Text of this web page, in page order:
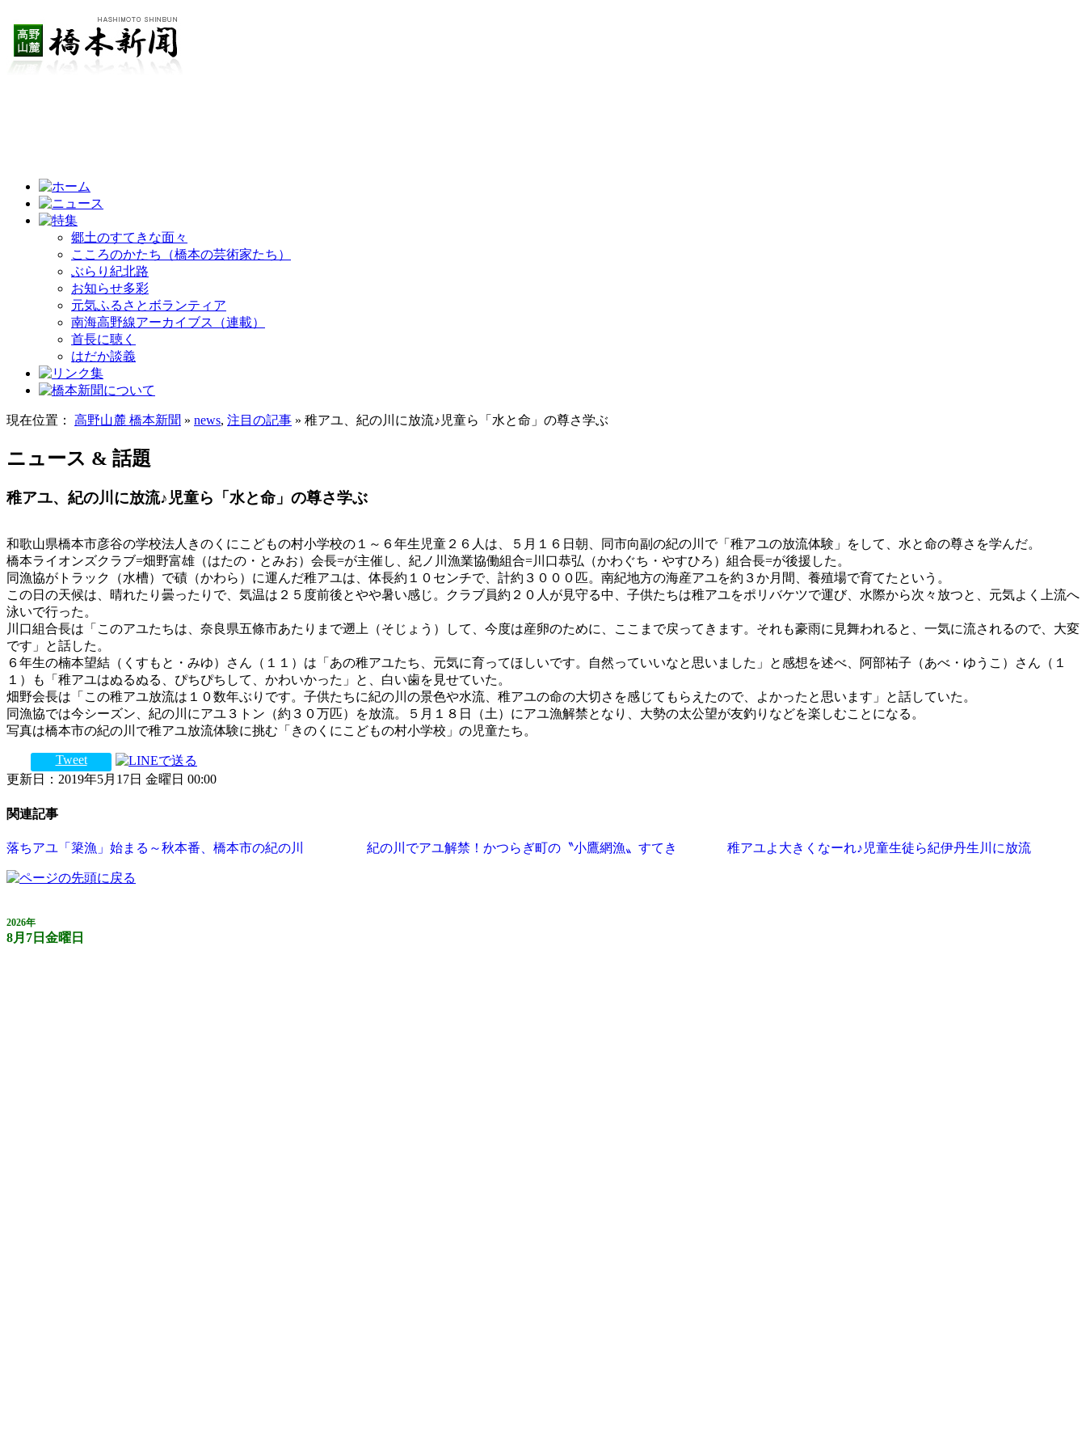
郷土のすてきな面々
こころのかたち（橋本の芸術家たち）
ぶらり紀北路
お知らせ多彩
元気ふるさとボランティア
南海高野線アーカイブス（連載）
首長に聴く
はだか談義
現在位置： 高野山麓 橋本新聞 » news, 注目の記事 » 稚アユ、紀の川に放流♪児童ら「水と命」の尊さ学ぶ
ニュース & 話題
稚アユ、紀の川に放流♪児童ら「水と命」の尊さ学ぶ
和歌山県橋本市彦谷の学校法人きのくにこどもの村小学校の１～６年生児童２６人は、５月１６日朝、同市向副の紀の川で「稚アユの放流体験」をして、水と命の尊さを学んだ。
橋本ライオンズクラブ=畑野富雄（はたの・とみお）会長=が主催し、紀ノ川漁業協働組合=川口恭弘（かわぐち・やすひろ）組合長=が後援した。
同漁協がトラック（水槽）で磧（かわら）に運んだ稚アユは、体長約１０センチで、計約３０００匹。南紀地方の海産アユを約３か月間、養殖場で育てたという。
この日の天候は、晴れたり曇ったりで、気温は２５度前後とやや暑い感じ。クラブ員約２０人が見守る中、子供たちは稚アユをポリバケツで運び、水際から次々放つと、元気よく上流へ
泳いで行った。
川口組合長は「このアユたちは、奈良県五條市あたりまで遡上（そじょう）して、今度は産卵のために、ここまで戻ってきます。それも豪雨に見舞われると、一気に流されるので、大変
です」と話した。
６年生の楠本望結（くすもと・みゆ）さん（１１）は「あの稚アユたち、元気に育ってほしいです。自然っていいなと思いました」と感想を述べ、阿部祐子（あべ・ゆうこ）さん（１
１）も「稚アユはぬるぬる、ぴちぴちして、かわいかった」と、白い歯を見せていた。
畑野会長は「この稚アユ放流は１０数年ぶりです。子供たちに紀の川の景色や水流、稚アユの命の大切さを感じてもらえたので、よかったと思います」と話していた。
同漁協では今シーズン、紀の川にアユ３トン（約３０万匹）を放流。５月１８日（土）にアユ漁解禁となり、大勢の太公望が友釣りなどを楽しむことになる。
写真は橋本市の紀の川で稚アユ放流体験に挑む「きのくにこどもの村小学校」の児童たち。
Tweet
更新日：2019年5月17日 金曜日 00:00
関連記事
落ちアユ「簗漁」始まる～秋本番、橋本市の紀の川 紀の川でアユ解禁！かつらぎ町の〝小鷹網漁〟すてき 稚アユよ大きくなーれ♪児童生徒ら紀伊丹生川に放流
2026年
8月7日金曜日